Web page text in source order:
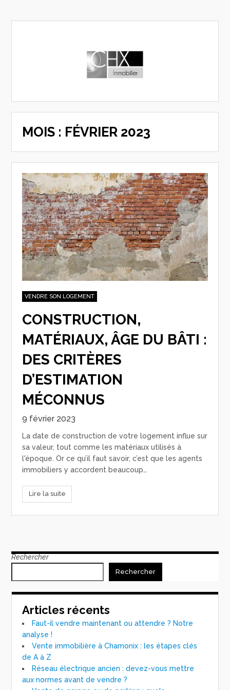
MOIS : FÉVRIER 2023
VENDRE SON LOGEMENT
CONSTRUCTION,
MATÉRIAUX, ÂGE DU BÂTI :
DES CRITÈRES
D’ESTIMATION
MÉCONNUS
9 février 2023
La date de construction de votre logement influe sur
sa valeur, tout comme les matériaux utilisés à
l'époque. Or ce qu’il faut savoir, c’est que les agents
immobiliers y accordent beaucoup…
Lire la suite
Rechercher
Rechercher
Articles récents
Faut-il vendre maintenant ou attendre ? Notre
analyse !
Vente immobilière à Chamonix : les étapes clés
de A à Z
Réseau électrique ancien : devez-vous mettre
aux normes avant de vendre ?